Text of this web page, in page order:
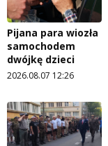
Pijana para wiozła
samochodem
dwójkę dzieci
2026.08.07 12:26